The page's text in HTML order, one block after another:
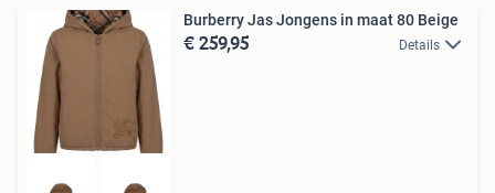
Burberry Jas Jongens in maat 80 Beige
€ 259,95 Details